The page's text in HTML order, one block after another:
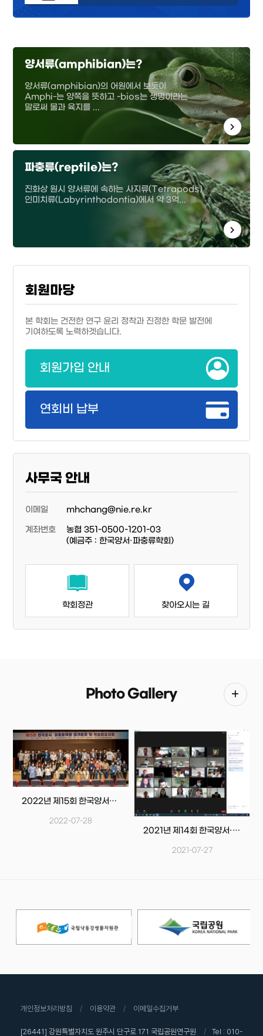
양서류(amphibian)는?
양서류(amphibian)의 어원에서 보듯이
Amphi-는 양쪽을 뜻하고 -bios는 생명이라는
말로써 물과 육지를 ...
파충류(reptile)는?
진화상 원시 양서류에 속하는 사지류(Tetrapods)
인미치류(Labyrinthodontia)에서 약 3억...
회원마당
본 학회는 건전한 연구 윤리 정착과 진정한 학문 발전에
기여하도록 노력하겟습니다.
회원가입 안내
연회비 납부
사무국 안내
이메일
mhchang@nie.re.kr
계좌번호
농협 351-0500-1201-03
(예금주 : 한국양서·파충류학회)
학회정관 찾아오시는 길
Photo Gallery
2020년 제13회 한국양서·파충류학회 학술발표대회
2020-07-29
개인정보처리방침 / 이용약관 / 이메일수집거부
[26441] 강원특별자치도 원주시 단구로 171 국립공원연구원 / Tel : 010-